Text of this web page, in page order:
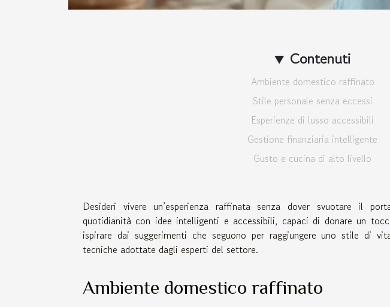
Contenuti
Ambiente domestico raffinato
Stile personale senza eccessi
Esperienze di lusso accessibili
Gestione finanziaria intelligente
Gusto e cucina di alto livello
Desideri vivere un’esperienza raffinata senza dover svuotare il
quotidianità con idee intelligenti e accessibili, capaci di donare un
ispirare dai suggerimenti che seguono per raggiungere uno stile di
tecniche adottate dagli esperti del settore.
Ambiente domestico raffinato